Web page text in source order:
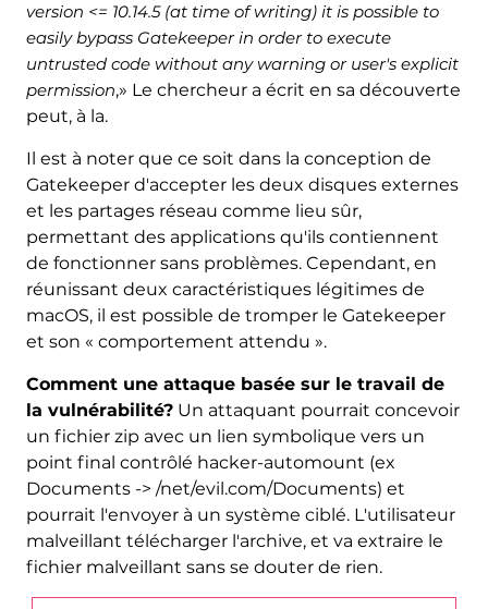
version <= 10.14.5 (at time of writing) it is possible to
easily bypass Gatekeeper in order to execute
untrusted code without any warning or user's explicit
permission,» Le chercheur a écrit en sa découverte
peut, à la.
Il est à noter que ce soit dans la conception de
Gatekeeper d'accepter les deux disques externes
et les partages réseau comme lieu sûr,
permettant des applications qu'ils contiennent
de fonctionner sans problèmes. Cependant, en
réunissant deux caractéristiques légitimes de
macOS, il est possible de tromper le Gatekeeper
et son « comportement attendu ».
Comment une attaque basée sur le travail de
la vulnérabilité?Un attaquant pourrait concevoir
un fichier zip avec un lien symbolique vers un
point final contrôlé hacker-automount (ex
Documents -> /net/evil.com/Documents) et
pourrait l'envoyer à un système ciblé. L'utilisateur
malveillant télécharger l'archive, et va extraire le
fichier malveillant sans se douter de rien.